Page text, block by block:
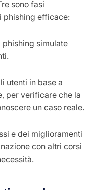
sono fasi
phishing efficace:
simulate
utenti in base a
per verificare che la
un caso reale.
e dei miglioramenti
con altri corsi